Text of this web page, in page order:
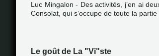
Luc Mingalon - Des activités, j’en ai
Consolat, qui s’occupe de toute la
Le goût de La "Vi"ste